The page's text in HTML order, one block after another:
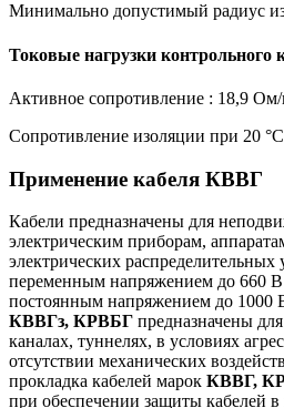
Минимально допустимый радиус
Токовые нагрузки контрольного
Активное сопротивление : 18,9
Сопротивление изоляции при 20
Применение кабеля КВВГ
Кабели предназначены для
электрическим приборам,
электрических
переменным напряжением до 660 В
постоянным напряжением до 1000
КВВГз, КРВБГ предназначены
каналах, туннелях, в условиях
отсутствии механических
прокладка кабелей марок КВВГ,
при обеспечении защиты кабелей в